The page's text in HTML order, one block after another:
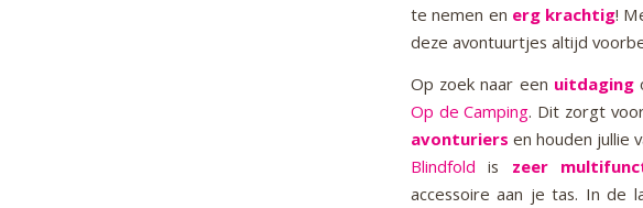
te nemen en erg krachtig!
deze avontuurtjes altijd
Op zoek naar een uitdaging
Op de Camping. Dit zorgt
avonturiers en houden jullie
Blindfold is zeer
accessoire aan je tas. In de